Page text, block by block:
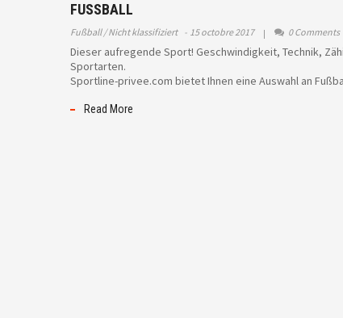
FUSSBALL
Fußball Nicht klassifiziert 15 octobre 2017 0 Comments
Dieser aufregende Sport! Geschwindigkeit, Technik,
Sportarten.
Sportline-privee.com bietet Ihnen eine Auswahl an
Read More